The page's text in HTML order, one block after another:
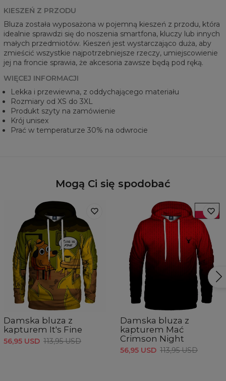
KIESZEŃ Z PRZODU
Bluza została wyposażona w pojemną kieszeń z przodu, która
idealnie sprawdzi się do noszenia smartfona, kluczy lub innych
małych przedmiotów. Kieszeń jest wystarczająco duża, aby
zmieścić wszystkie najpotrzebniejsze rzeczy, umiejscowienie
jej na froncie sprawia, że akcesoria zawsze będą pod ręką.
WIĘCEJ INFORMACJI
Lekka i przewiewna, z oddychającego materiału
Rozmiary od XS do 3XL
Produkt szyty na zamówienie
Krój unisex
Prać w temperaturze 30% na odwrocie
Mogą Ci się spodobać
Damska bluza z
kapturem It's Fine
56,95 USD 113,95 USD
Damska bluza z
kapturem Mać
Crimson Night
56,95 USD 113,95 USD